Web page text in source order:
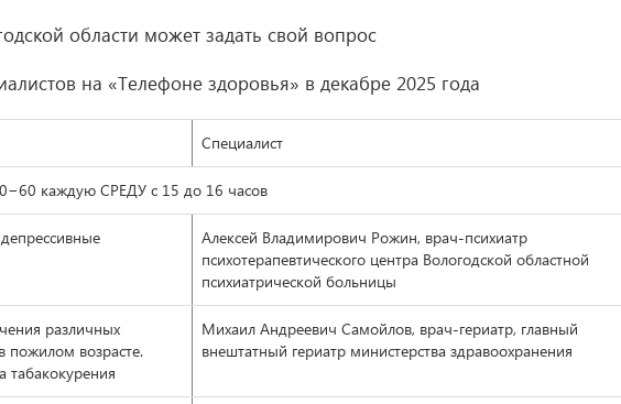
области может задать свой вопрос
на «Телефоне здоровья» в декабре 2025 года
Специалист
каждую СРЕДУ с 15 до 16 часов
Алексей Владимирович Рожин, врач-психиатр
психотерапевтического центра Вологодской областной
психиатрической больницы
различных
пожилом возрасте.
табакокурения
Михаил Андреевич Самойлов, врач-гериатр, главный
внештатный гериатр министерства здравоохранения